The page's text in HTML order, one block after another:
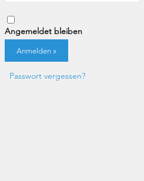
Angemeldet bleiben
Passwort vergessen?